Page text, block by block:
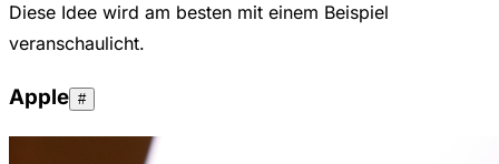
Diese Idee wird am besten mit einem Beispiel
veranschaulicht.
Apple #